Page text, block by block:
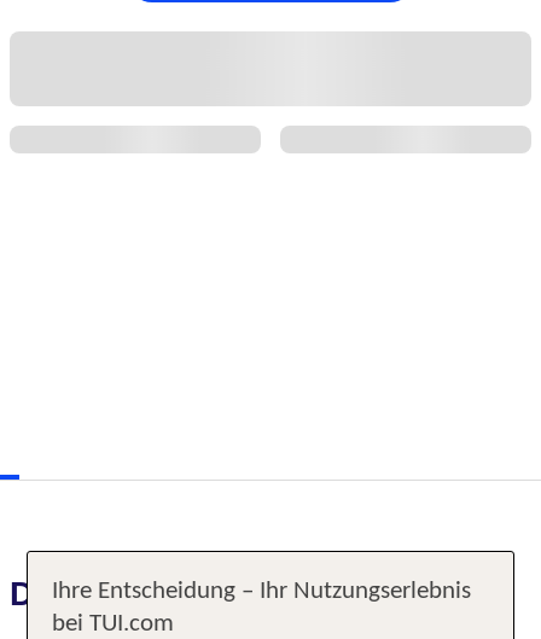
Das erwartet Sie
Ihre Entscheidung – Ihr Nutzungserlebnis
bei TUI.com